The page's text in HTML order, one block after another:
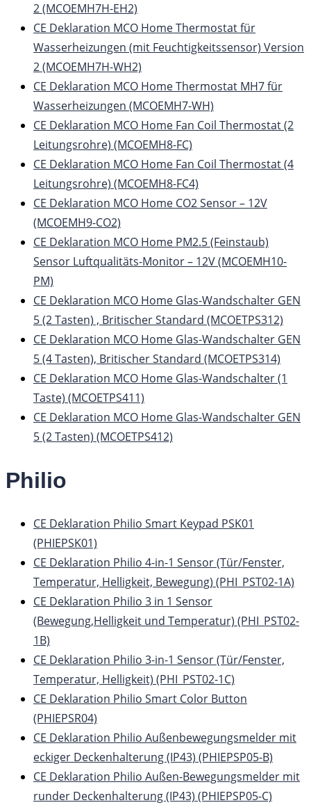
2 (MCOEMH7H-EH2)
CE Deklaration MCO Home Thermostat für
Wasserheizungen (mit Feuchtigkeitssensor) Version
2 (MCOEMH7H-WH2)
CE Deklaration MCO Home Thermostat MH7 für
Wasserheizungen (MCOEMH7-WH)
CE Deklaration MCO Home Fan Coil Thermostat (2
Leitungsrohre) (MCOEMH8-FC)
CE Deklaration MCO Home Fan Coil Thermostat (4
Leitungsrohre) (MCOEMH8-FC4)
CE Deklaration MCO Home CO2 Sensor – 12V
(MCOEMH9-CO2)
CE Deklaration MCO Home PM2.5 (Feinstaub)
Sensor Luftqualitäts-Monitor – 12V (MCOEMH10-
PM)
CE Deklaration MCO Home Glas-Wandschalter GEN
5 (2 Tasten) , Britischer Standard (MCOETPS312)
CE Deklaration MCO Home Glas-Wandschalter GEN
5 (4 Tasten), Britischer Standard (MCOETPS314)
CE Deklaration MCO Home Glas-Wandschalter (1
Taste) (MCOETPS411)
CE Deklaration MCO Home Glas-Wandschalter GEN
5 (2 Tasten) (MCOETPS412)
Philio
CE Deklaration Philio Smart Keypad PSK01
(PHIEPSK01)
CE Deklaration Philio 4-in-1 Sensor (Tür/Fenster,
Temperatur, Helligkeit, Bewegung) (PHI_PST02-1A)
CE Deklaration Philio 3 in 1 Sensor
(Bewegung,Helligkeit und Temperatur) (PHI_PST02-
1B)
CE Deklaration Philio 3-in-1 Sensor (Tür/Fenster,
Temperatur, Helligkeit) (PHI_PST02-1C)
CE Deklaration Philio Smart Color Button
(PHIEPSR04)
CE Deklaration Philio Außenbewegungsmelder mit
eckiger Deckenhalterung (IP43) (PHIEPSP05-B)
CE Deklaration Philio Außen-Bewegungsmelder mit
runder Deckenhalterung (IP43) (PHIEPSP05-C)